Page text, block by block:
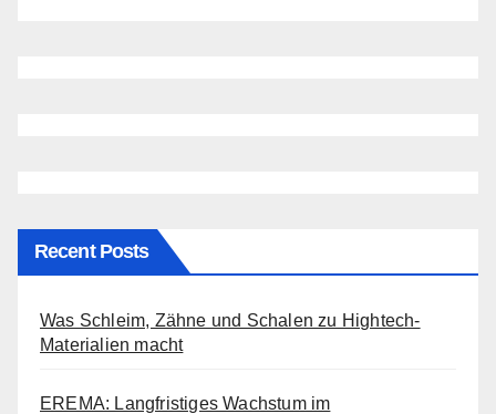
Recent Posts
Was Schleim, Zähne und Schalen zu Hightech-
Materialien macht
EREMA: Langfristiges Wachstum im